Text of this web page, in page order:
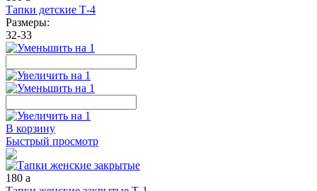
Тапки детские Т-4
Размеры:
32-33
В корзину
Быстрый просмотр
180 a